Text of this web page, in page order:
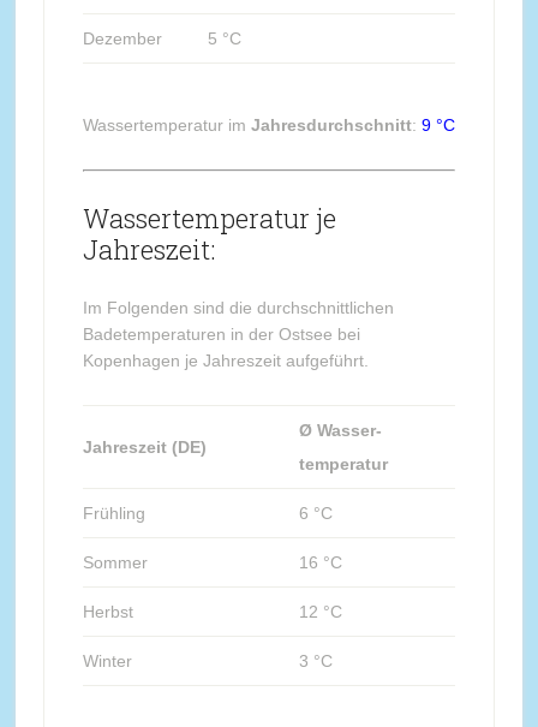
Dezember 5 °C
Wassertemperatur im Jahresdurchschnitt: 9 °C
Wassertemperatur je
Jahreszeit:
Im Folgenden sind die durchschnittlichen
Badetemperaturen in der Ostsee bei
Kopenhagen je Jahreszeit aufgeführt.
Jahreszeit (DE)
Ø Wasser-
temperatur
Frühling 6 °C
Sommer 16 °C
Herbst 12 °C
Winter 3 °C